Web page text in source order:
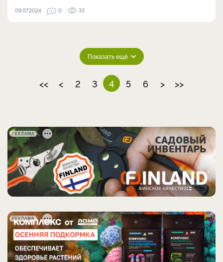
09.07.2024 0 33
Показать ещё
<< < 2 3 4 5 6 > >>
РЕКЛАМА
РЕКЛАМА